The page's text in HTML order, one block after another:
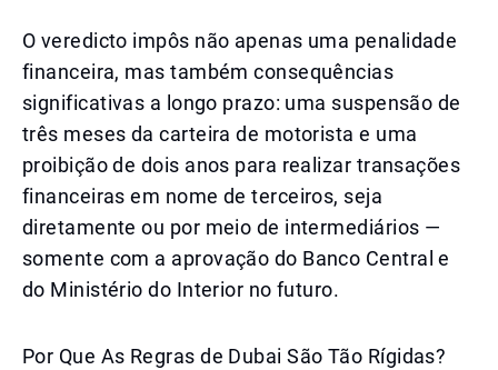
O veredicto impôs não apenas uma penalidade
financeira, mas também consequências
significativas a longo prazo: uma suspensão de
três meses da carteira de motorista e uma
proibição de dois anos para realizar transações
financeiras em nome de terceiros, seja
diretamente ou por meio de intermediários —
somente com a aprovação do Banco Central e
do Ministério do Interior no futuro.
Por Que As Regras de Dubai São Tão Rígidas?